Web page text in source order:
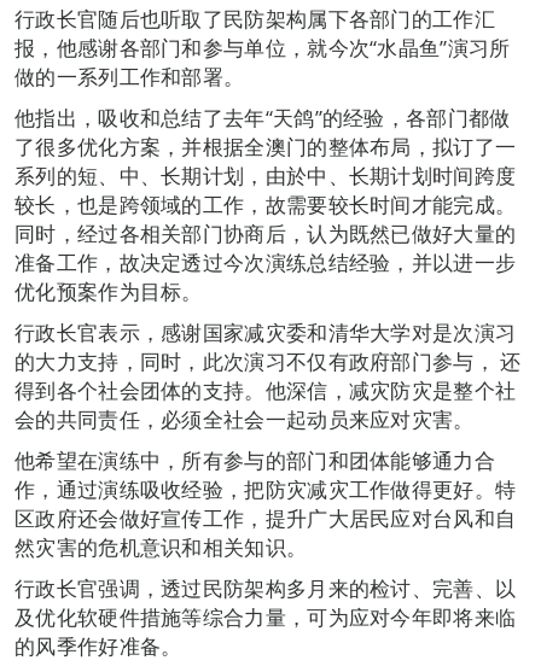
行政长官随后也听取了民防架构属下各部门的工作汇
报，他感谢各部门和参与单位，就今次“水晶鱼”演习所
做的一系列工作和部署。
他指出，吸收和总结了去年“天鸽”的经验，各部门都做
了很多优化方案，并根据全澳门的整体布局，拟订了一
系列的短、中、长期计划，由於中、长期计划时间跨度
较长，也是跨领域的工作，故需要较长时间才能完成。
同时，经过各相关部门协商后，认为既然已做好大量的
准备工作，故决定透过今次演练总结经验，并以进一步
优化预案作为目标。
行政长官表示，感谢国家减灾委和清华大学对是次演习
的大力支持，同时，此次演习不仅有政府部门参与， 还
得到各个社会团体的支持。他深信，减灾防灾是整个社
会的共同责任，必须全社会一起动员来应对灾害。
他希望在演练中，所有参与的部门和团体能够通力合
作，通过演练吸收经验，把防灾减灾工作做得更好。特
区政府还会做好宣传工作，提升广大居民应对台风和自
然灾害的危机意识和相关知识。
行政长官强调，透过民防架构多月来的检讨、完善、以
及优化软硬件措施等综合力量，可为应对今年即将来临
的风季作好准备。